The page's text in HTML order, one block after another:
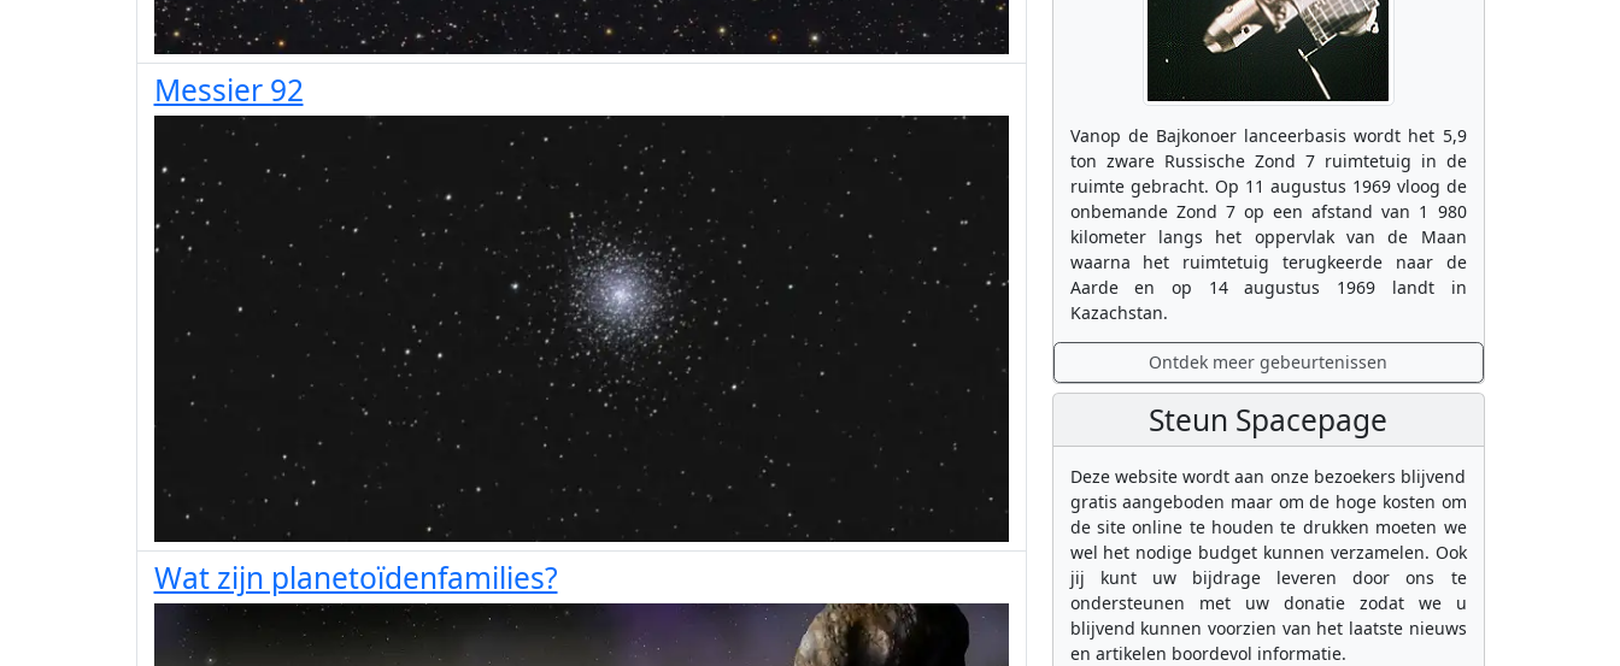
Messier 92
Wat zijn planetoïdenfamilies?
Vanop de Bajkonoer lanceerbasis wordt het 5,9
ton zware Russische Zond 7 ruimtetuig in de
ruimte gebracht. Op 11 augustus 1969 vloog de
onbemande Zond 7 op een afstand van 1 980
kilometer langs het oppervlak van de Maan
waarna het ruimtetuig terugkeerde naar de
Aarde en op 14 augustus 1969 landt in
Kazachstan.
Ontdek meer gebeurtenissen
Steun Spacepage
Deze website wordt aan onze bezoekers blijvend
gratis aangeboden maar om de hoge kosten om
de site online te houden te drukken moeten we
wel het nodige budget kunnen verzamelen. Ook
jij kunt uw bijdrage leveren door ons te
ondersteunen met uw donatie zodat we u
blijvend kunnen voorzien van het laatste nieuws
en artikelen boordevol informatie.